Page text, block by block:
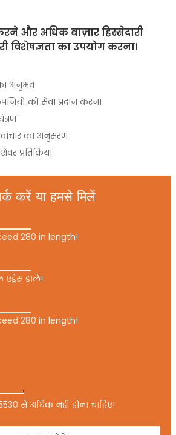
और अधिक बाज़ार हिस्सेदारी
विशेषज्ञता का उपयोग करना।
अनुभव
को सेवा प्रदान करना
का अनुसरण
प्रतिक्रिया
करें या हमसे मिलें
280 in length!
डालें!
280 in length!
से अधिक नहीं होना चाहिए!